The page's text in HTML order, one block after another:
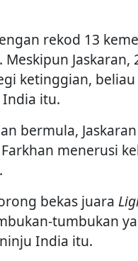
rekod 13
Jaskaran,
ketinggian,
itu.
bermula,
menerusi
bekas juara
tumbukan
India itu.